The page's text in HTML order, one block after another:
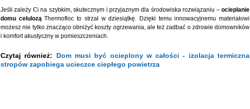
Jeśli zależy Ci na szybkim, skutecznym i przyjaznym dla środowiska rozwiązaniu – ocieplanie
domu celuloząThermofloc to strzał w dziesiątkę. Dzięki temu innowacyjnemu materiałowi
możesz nie tylko znacząco obniżyć koszty ogrzewania, ale też zadbać o zdrowie domowników
i komfort akustyczny w pomieszczeniach.
Czytaj również: Dom musi być ocieplony w całości - izolacja termiczna
stropów zapobiega ucieczce ciepłego powietrza